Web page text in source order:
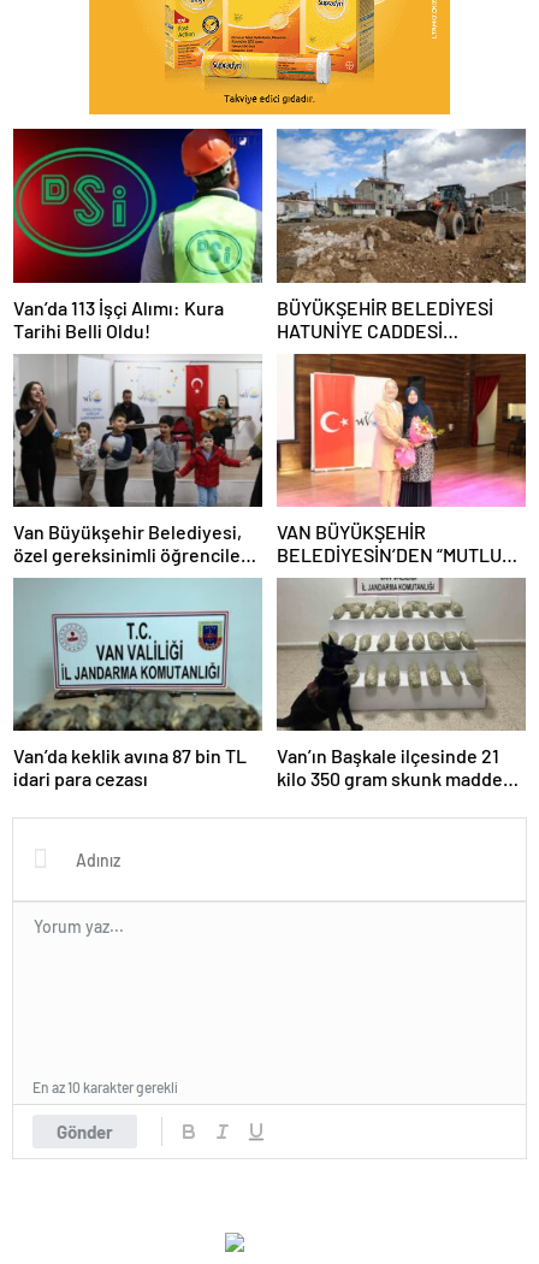
Van’da 113 İşçi Alımı: Kura
Tarihi Belli Oldu!
BÜYÜKŞEHİR BELEDİYESİ
HATUNİYE CADDESİ
BAĞLANTI YOLUNDA
ÇALIŞMALARINA BAŞLADI
Van Büyükşehir Belediyesi,
özel gereksinimli öğrencilere
ile akranlarına yönelik destek
VAN BÜYÜKŞEHİR
BELEDİYESİN’DEN “MUTLU
AİLE, MUTLU ÇOCUK”
KONFERANSI
Van’da keklik avına 87 bin TL
idari para cezası
Van’ın Başkale ilçesinde 21
kilo 350 gram skunk maddesi
Gönder
En az 10 karakter gerekli